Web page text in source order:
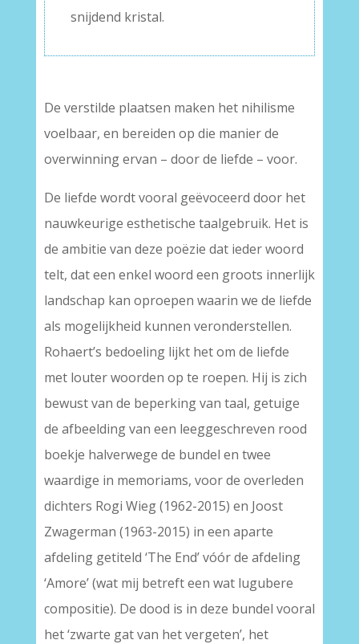
snijdend kristal.
De verstilde plaatsen maken het nihilisme
voelbaar, en bereiden op die manier de
overwinning ervan – door de liefde – voor.
De liefde wordt vooral geëvoceerd door het
nauwkeurige esthetische taalgebruik. Het is
de ambitie van deze poëzie dat ieder woord
telt, dat een enkel woord een groots innerlijk
landschap kan oproepen waarin we de liefde
als mogelijkheid kunnen veronderstellen.
Rohaert’s bedoeling lijkt het om de liefde
met louter woorden op te roepen. Hij is zich
bewust van de beperking van taal, getuige
de afbeelding van een leeggeschreven rood
boekje halverwege de bundel en twee
waardige in memoriams, voor de overleden
dichters Rogi Wieg (1962-2015) en Joost
Zwagerman (1963-2015) in een aparte
afdeling getiteld ‘The End’ vóór de afdeling
‘Amore’ (wat mij betreft een wat lugubere
compositie). De dood is in deze bundel vooral
het ‘zwarte gat van het vergeten’, het